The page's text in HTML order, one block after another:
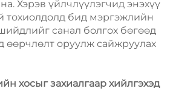
Хэрэв үйлчлүүлэгчид энэхүү
тохиолдолд бид мэргэжлийн
санал болгох бөгөөд
өөрчлөлт оруулж сайжруулах
хосыг захиалгаар хийлгэхэд